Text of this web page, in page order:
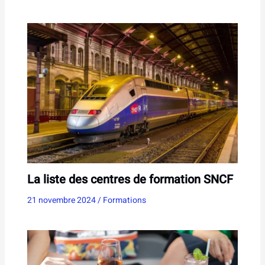
La liste des centres de formation SNCF
21 novembre 2024/Formations